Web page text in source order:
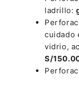
ladrillo:
cuidado
vidrio,
S/